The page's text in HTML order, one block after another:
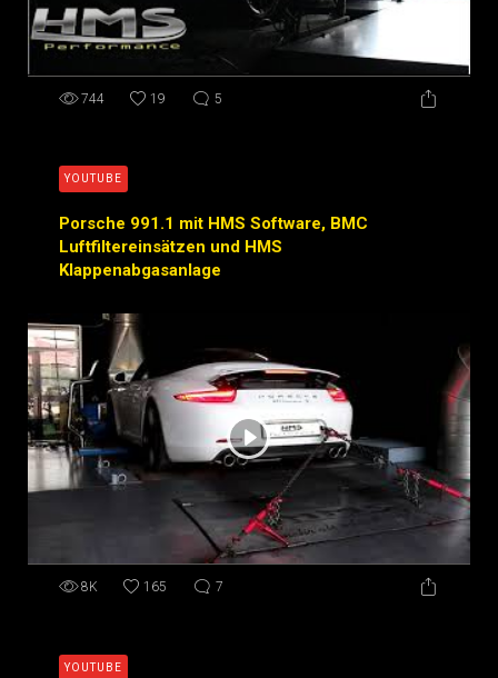
744 19 5
Porsche 991.1 mit HMS Software, BMC
Luftfiltereinsätzen und HMS
Klappenabgasanlage
YOUTUBE
8K 165 7
YOUTUBE